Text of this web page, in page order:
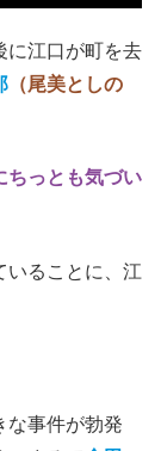
に江口が町を去
（尾美としの
ちっとも気づい
いることに、江
な事件が勃発